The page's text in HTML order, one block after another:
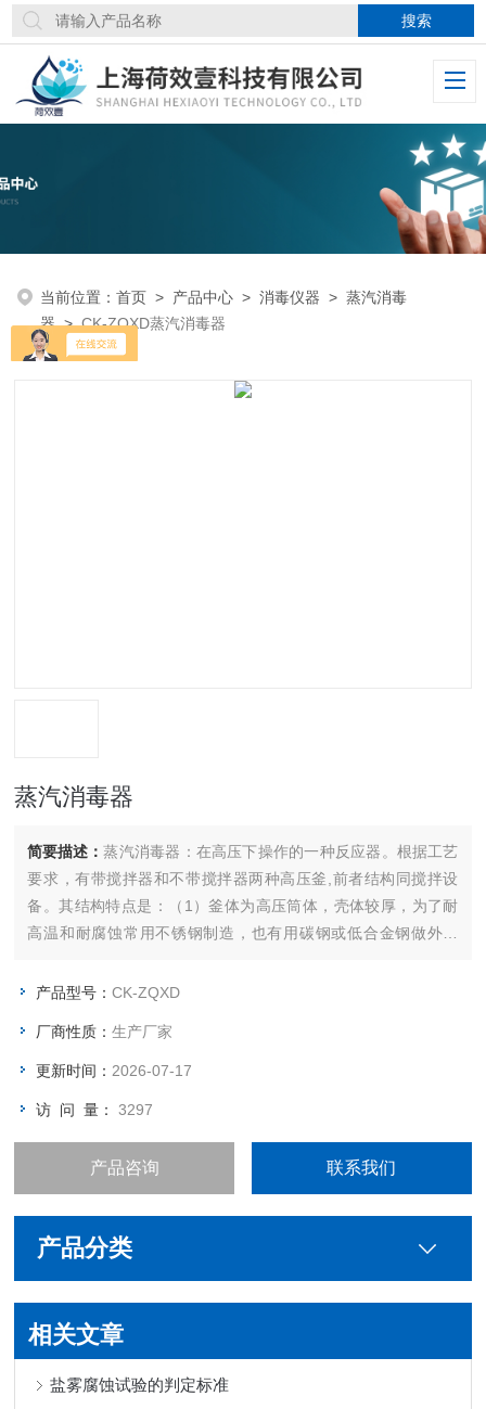
当前位置：首页 > 产品中心 >消毒仪器 >蒸汽消毒
器>CK-ZQXD蒸汽消毒器
蒸汽消毒器
简要描述：蒸汽消毒器：在高压下操作的一种反应器。根据工艺
要求，有带搅拌器和不带搅拌器两种高压釜,前者结构同搅拌设
备。其结构特点是：（1）釜体为高压筒体，壳体较厚，为了耐
高温和耐腐蚀常用不锈钢制造，也有用碳钢或低合金钢做外壳
釜体上—般不开孔，接管、接口及附件均设在釜盖上；（3）釜
等。
产品型号：CK-ZQXD
厂商性质：生产厂家
更新时间： 2026-07-17
访 问 量：3297
产品咨询 联系我们
产品分类
相关文章
盐雾腐蚀试验的判定标准